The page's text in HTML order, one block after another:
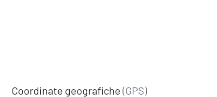
Coordinate geografiche(GPS)